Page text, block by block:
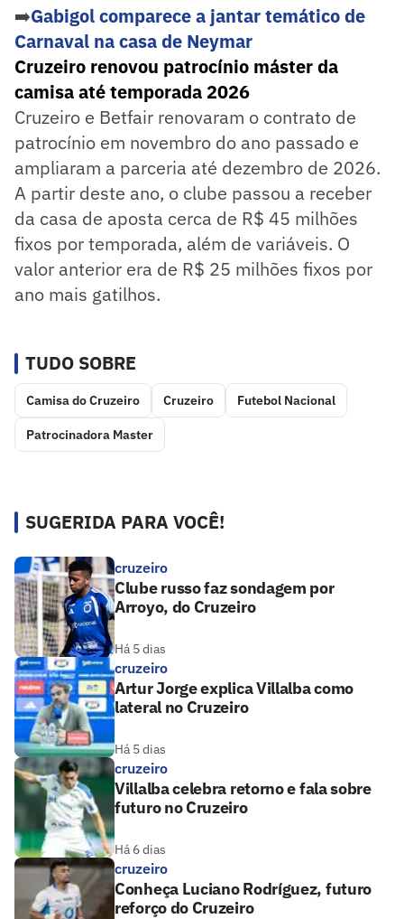
➡️Gabigol comparece a jantar temático de
Carnaval na casa de Neymar
Cruzeiro renovou patrocínio máster da
camisa até temporada 2026
Cruzeiro e Betfair renovaram o contrato de
patrocínio em novembro do ano passado e
ampliaram a parceria até dezembro de 2026.
A partir deste ano, o clube passou a receber
da casa de aposta cerca de R$ 45 milhões
fixos por temporada, além de variáveis. O
valor anterior era de R$ 25 milhões fixos por
ano mais gatilhos.
TUDO SOBRE
Camisa do Cruzeiro Cruzeiro Futebol Nacional
Patrocinadora Master
SUGERIDA PARA VOCÊ!
cruzeiro
Clube russo faz sondagem por
Arroyo, do Cruzeiro
Há 5 dias
cruzeiro
Artur Jorge explica Villalba como
lateral no Cruzeiro
Há 5 dias
cruzeiro
Villalba celebra retorno e fala sobre
futuro no Cruzeiro
Há 6 dias
cruzeiro
Conheça Luciano Rodríguez, futuro
reforço do Cruzeiro